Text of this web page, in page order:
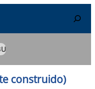
Search
construido)